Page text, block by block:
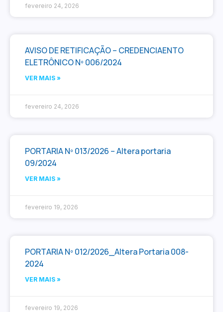
fevereiro 24, 2026
AVISO DE RETIFICAÇÃO – CREDENCIAENTO
ELETRÔNICO Nº 006/2024
VER MAIS »
fevereiro 24, 2026
PORTARIA Nº 013/2026 – Altera portaria
09/2024
VER MAIS »
fevereiro 19, 2026
PORTARIA Nº 012/2026_Altera Portaria 008-
2024
VER MAIS »
fevereiro 19, 2026